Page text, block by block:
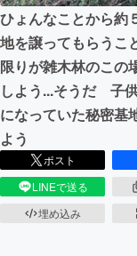
映像・
ビジネ
CAMPFIRE
CAMPFIRE
ひょんなことから約
地を譲ってもらうこ
限りが雑木林のこの
しよう...そうだ 子
になっていた秘密基
よう
ポスト
LINEで送る
埋め込み